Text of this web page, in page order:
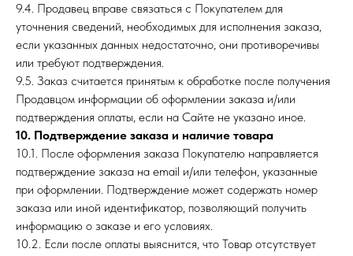
9.4. Продавец вправе связаться с Покупателем для
уточнения сведений, необходимых для исполнения заказа,
если указанных данных недостаточно, они противоречивы
или требуют подтверждения.
9.5. Заказ считается принятым к обработке после получения
Продавцом информации об оформлении заказа и/или
подтверждения оплаты, если на Сайте не указано иное.
10. Подтверждение заказа и наличие товара
10.1. После оформления заказа Покупателю направляется
подтверждение заказа на email и/или телефон, указанные
при оформлении. Подтверждение может содержать номер
заказа или иной идентификатор, позволяющий получить
информацию о заказе и его условиях.
10.2. Если после оплаты выяснится, что Товар отсутствует